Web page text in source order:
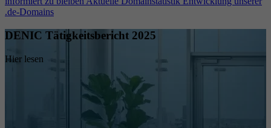
.de-Domains
DENIC Tätigkeitsbericht 2025
Hier lesen